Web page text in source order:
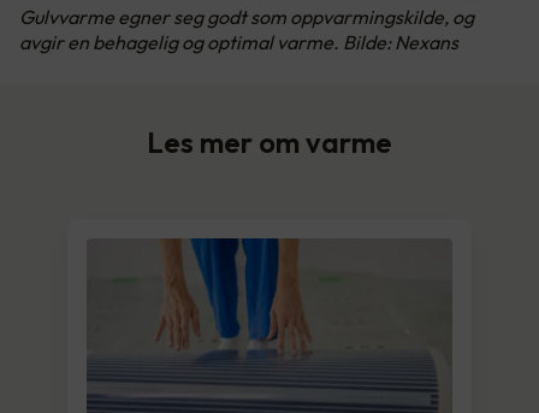
Gulvvarme egner seg godt som oppvarmingskilde, og
avgir en behagelig og optimal varme. Bilde: Nexans
Les mer om varme